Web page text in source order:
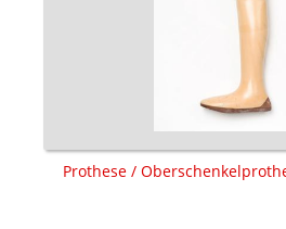
Prothese /